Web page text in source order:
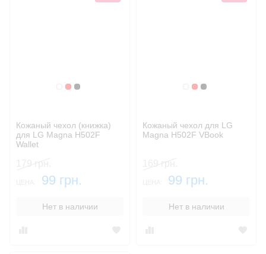
Белый
Красный
Черный
Кожаный чехол (книжка)
для LG Magna H502F
Wallet
99 грн.
Нет в наличии
Белый
Красный
Черный
Кожаный чехол для LG
Magna H502F VBook
99 грн.
Нет в наличии